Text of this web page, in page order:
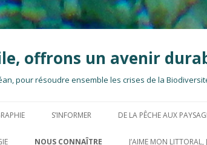
offrons un avenir
pour résoudre ensemble les crises de la
au
S’INFORMER
ARTICLES
DE LA PÊCHE AUX
PÊCHE
NOUS CONNAÎTRE J’AIME MON LITTORAL,